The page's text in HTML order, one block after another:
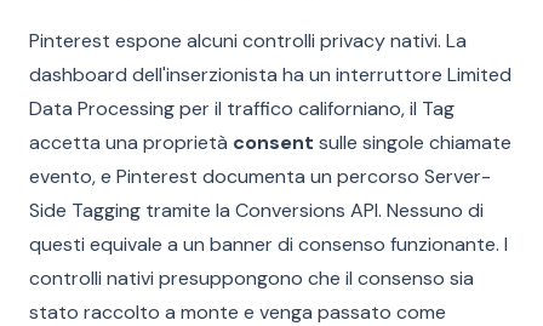
Pinterest espone alcuni controlli privacy nativi. La
dashboard dell'inserzionista ha un interruttore Limited
Data Processing per il traffico californiano, il Tag
accetta una proprietà consent sulle singole chiamate
evento, e Pinterest documenta un percorso Server-
Side Tagging tramite la Conversions API. Nessuno di
questi equivale a un banner di consenso funzionante. I
controlli nativi presuppongono che il consenso sia
stato raccolto a monte e venga passato come